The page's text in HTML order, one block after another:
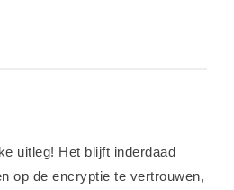
uitleg! Het blijft inderdaad
op de encryptie te vertrouwen,